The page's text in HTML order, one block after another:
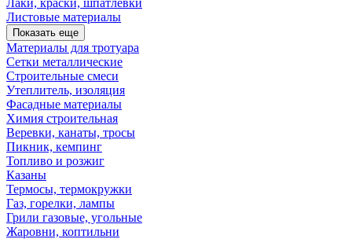
Лаки, краски, шпатлевки
Листовые материалы
Показать еще
Материалы для тротуара
Сетки металлические
Строительные смеси
Утеплитель, изоляция
Фасадные материалы
Химия строительная
Веревки, канаты, тросы
Пикник, кемпинг
Топливо и розжиг
Казаны
Термосы, термокружки
Газ, горелки, лампы
Грили газовые, угольные
Жаровни, коптильни